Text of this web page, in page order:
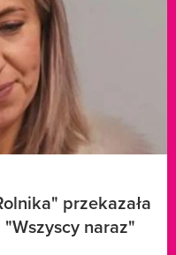
przekazała
naraz"